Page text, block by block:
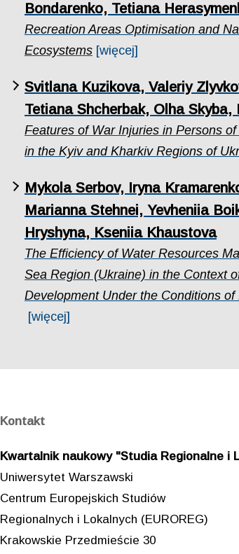
Bondarenko, Tetiana
Recreation Areas Optimisation and
Ecosystems [więcej]
Svitlana Kuzikova, Valeriy
Tetiana Shcherbak, Olha Skyba,
Features of War Injuries in Persons
in the Kyiv and Kharkiv Regions of
Mykola Serbov, Iryna
Marianna Stehnei, Yevheniia
Hryshyna, Kseniia Khaustova
The Efficiency of Water Resources
Sea Region (Ukraine) in the Context
Development Under the Conditions
[więcej]
Kontakt
Kwartalnik naukowy "Studia Regionalne i
Uniwersytet Warszawski
Centrum Europejskich Studiów
Regionalnych i Lokalnych (EUROREG)
Krakowskie Przedmieście 30